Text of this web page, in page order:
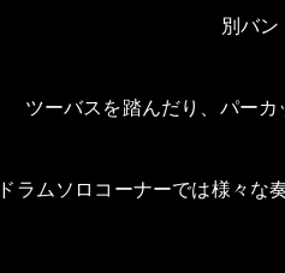
別バ
ツーバスを踏んだり、パー
ドラムソロコーナーでは様々な